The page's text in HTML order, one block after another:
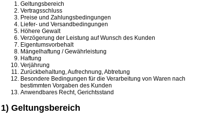
Geltungsbereich
Vertragsschluss
Preise und Zahlungsbedingungen
Liefer- und Versandbedingungen
Höhere Gewalt
Verzögerung der Leistung auf Wunsch des Kunden
Eigentumsvorbehalt
Mängelhaftung / Gewährleistung
Haftung
Verjährung
Zurückbehaltung, Aufrechnung, Abtretung
Besondere Bedingungen für die Verarbeitung von Waren nach
bestimmten Vorgaben des Kunden
Anwendbares Recht, Gerichtsstand
1) Geltungsbereich